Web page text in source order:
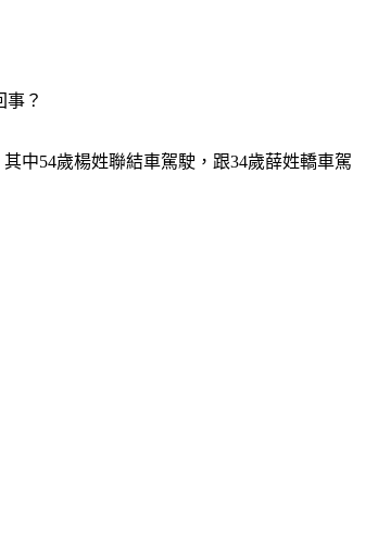
事？
中54歲楊姓聯結車駕駛，跟34歲薛姓轎車駕